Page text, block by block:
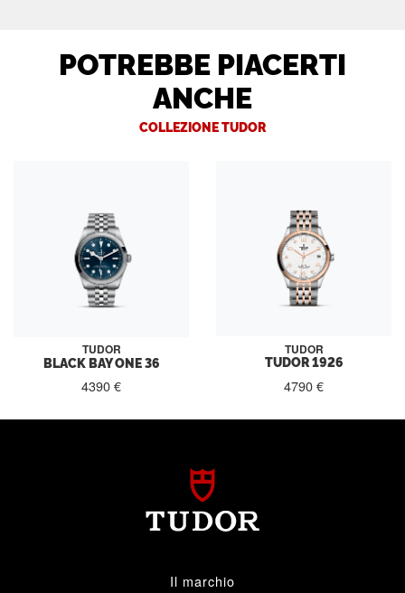
POTREBBE PIACERTI
ANCHE
COLLEZIONE TUDOR
TUDOR
BLACK BAY ONE 36
4390 €
TUDOR
TUDOR 1926
4790 €
Il marchio